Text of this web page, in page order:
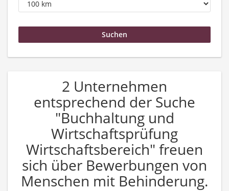
2 Unternehmen
entsprechend der Suche
"Buchhaltung und
Wirtschaftsprüfung
Wirtschaftsbereich" freuen
sich über Bewerbungen von
Menschen mit Behinderung.